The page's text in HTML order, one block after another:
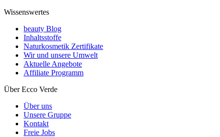
Wissenswertes
beauty Blog
Inhaltsstoffe
Naturkosmetik Zertifikate
Wir und unsere Umwelt
Aktuelle Angebote
Affiliate Programm
Über Ecco Verde
Über uns
Unsere Gruppe
Kontakt
Freie Jobs